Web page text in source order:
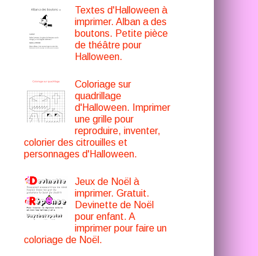
Textes d'Halloween à
imprimer. Alban a des
boutons. Petite pièce
de théâtre pour
Halloween.
Coloriage sur
quadrillage
d'Halloween. Imprimer
une grille pour
reproduire, inventer,
colorier des citrouilles et
personnages d'Halloween.
Jeux de Noël à
imprimer. Gratuit.
Devinette de Noël
pour enfant. A
imprimer pour faire un
coloriage de Noël.